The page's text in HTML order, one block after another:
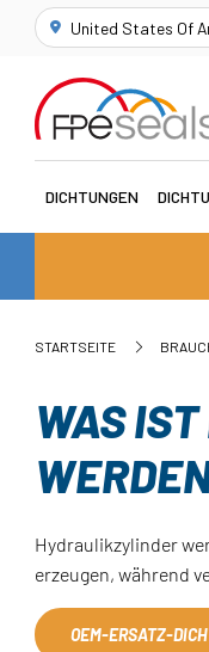
United States Of
DICHTUNGEN
STARTSEITE
WAS
Hydraulikzylinder
erzeugen, während